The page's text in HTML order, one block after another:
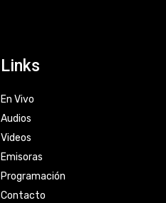
Links
En Vivo
Audios
Videos
Emisoras
Programación
Contacto